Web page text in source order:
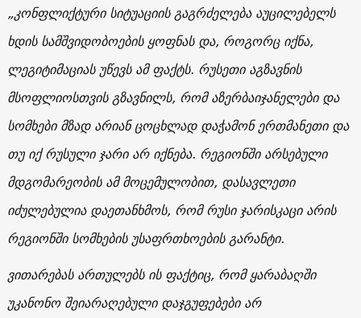
„კონფლიქტური სიტუაციის გაგრძელება აუცილებელს
ხდის სამშვიდობოების ყოფნას და, როგორც იქნა,
ლეგიტიმაციას უწევს ამ ფაქტს. რუსეთი აგზავნის
მსოფლიოსთვის გზავნილს, რომ აზერბაიჯანელები და
სომხები მზად არიან ცოცხლად დაჭამონ ერთმანეთი და
თუ იქ რუსული ჯარი არ იქნება. რეგიონში არსებული
მდგომარეობის ამ მოცემულობით, დასავლეთი
იძულებულია დაეთანხმოს, რომ რუსი ჯარისკაცი არის
რეგიონში სომხების უსაფრთხოების გარანტი.
ვითარებას ართულებს ის ფაქტიც, რომ ყარაბაღში
უკანონო შეიარაღებული დაჯგუფებები არ